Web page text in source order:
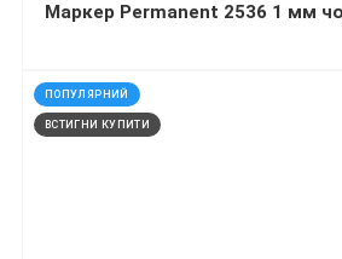
Маркер Permanent 2536 1 мм
ПОПУЛЯРНИЙ
ВСТИГНИ КУПИТИ
код: 927207